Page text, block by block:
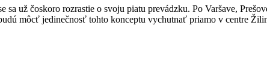
už čoskoro rozrastie o svoju piatu prevádzku. Po Varšave,
môcť jedinečnosť tohto konceptu vychutnať priamo v centre